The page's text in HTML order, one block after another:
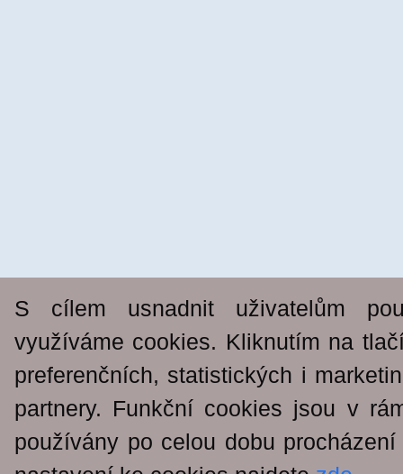
S cílem usnadnit uživatelům
využíváme cookies. Kliknutím na
preferenčních, statistických i
partnery. Funkční cookies jsou v
používány po celou dobu